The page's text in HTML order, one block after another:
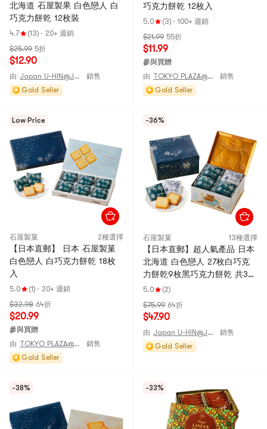
北海道 石屋製果 白色戀人 白
巧克力餅乾 12枚裝
4.7 (13) · 20+ 週銷
$25.99 5折
$12.90
由 Japan U-HIN@JAPAN
銷售
Gold Seller
巧克力餅乾 12枚入
5.0 (3) · 100+ 週銷
$21.99 55折
$11.99
參與買贈
由
TOKYO PLAZA@JAPAN
銷售
Gold Seller
Low Price
石屋製菓 2種選擇
【日本直郵】 日本 石屋製菓
白色戀人 白巧克力餅乾 18枚
入
5.0 (1) · 20+ 週銷
$32.98 64折
$20.99
參與買贈
由
TOKYO PLAZA@JAPAN
銷售
Gold Seller
-36%
石屋製菓 13種選擇
【日本直郵】超人氣產品 日本
北海道 白色戀人 27枚白巧克
力餅乾9枚黑巧克力餅乾 共36
枚裝
5.0
(2)
$75.99 64折
$47.90
由 Japan U-HIN@JAPAN
銷售
Gold Seller
-38% -33%